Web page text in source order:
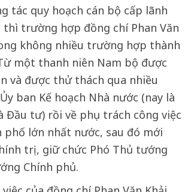
tác quy hoạch cán bộ cấp lãnh
thì trường hợp đồng chí Phan Văn
không nhiều trường hợp thành
một thanh niên Nam bộ được
và được thử thách qua nhiều
ban Kế hoạch Nhà nước (nay là
Đầu tư) rồi về phụ trách công việc
phố lớn nhất nước, sau đó mới
trị, giữ chức Phó Thủ tướng
Chính phủ.